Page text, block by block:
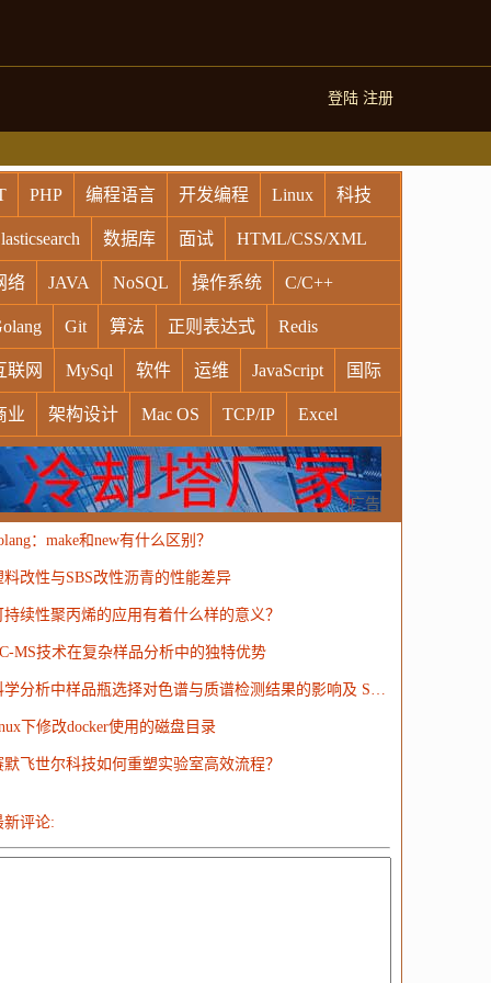
登陆 注册
PHP 编程语言 开发编程 Linux 科技
数据库 面试 HTML/CSS/XML
络 JAVA NoSQL 操作系统 C/C++
Git 算法 正则表达式 Redis
联网 MySql 软件 运维 JavaScript 国际
业 架构设计 Mac OS TCP/IP Excel
Oracle Socket VR Vim
运营 Python MemCache 硬件
子 娱乐 设计 摄影
HTTP 团建 数码电器
广告
：make和new有什么区别？
料改性与SBS改性沥青的性能差异
持续性聚丙烯的应用有着什么样的意义？
MS技术在复杂样品分析中的独特优势
科学分析中样品瓶选择对色谱与质谱检测结果的影响及 SureSTART 解决方案
下修改docker使用的磁盘目录
默飞世尔科技如何重塑实验室高效流程？
新评论: